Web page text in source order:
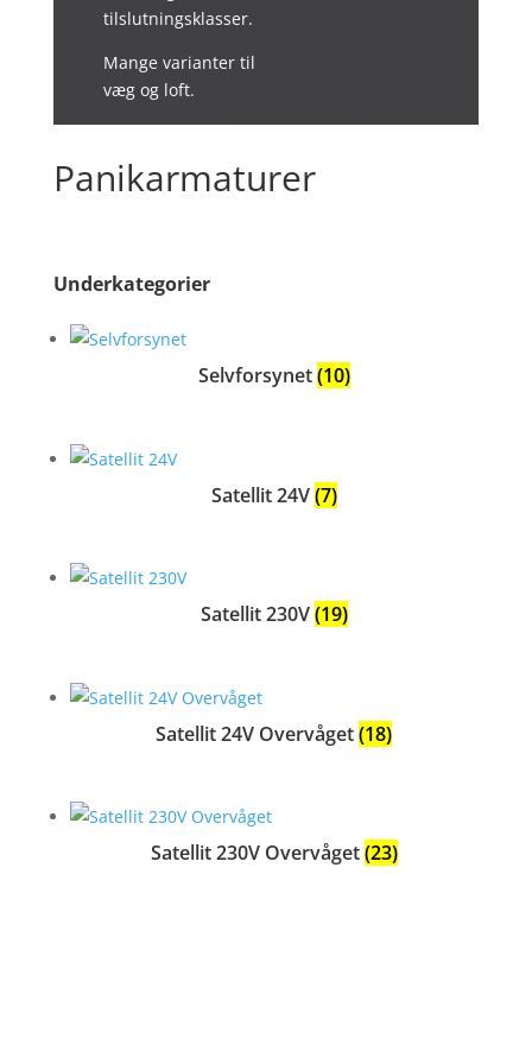
tilslutningsklasser.
Mange varianter til
væg og loft.
Panikarmaturer
Underkategorier
Selvforsynet(10)
Satellit 24V(7)
Satellit 230V(19)
Satellit 24V Overvåget(18)
Satellit 230V Overvåget(23)